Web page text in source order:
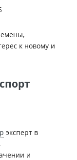
к новому и
эксперт в
и